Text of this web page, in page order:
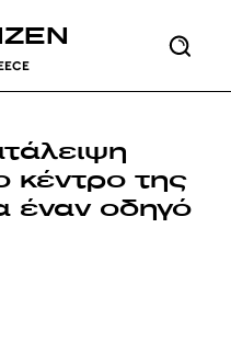
κέντρο της
έναν οδηγό